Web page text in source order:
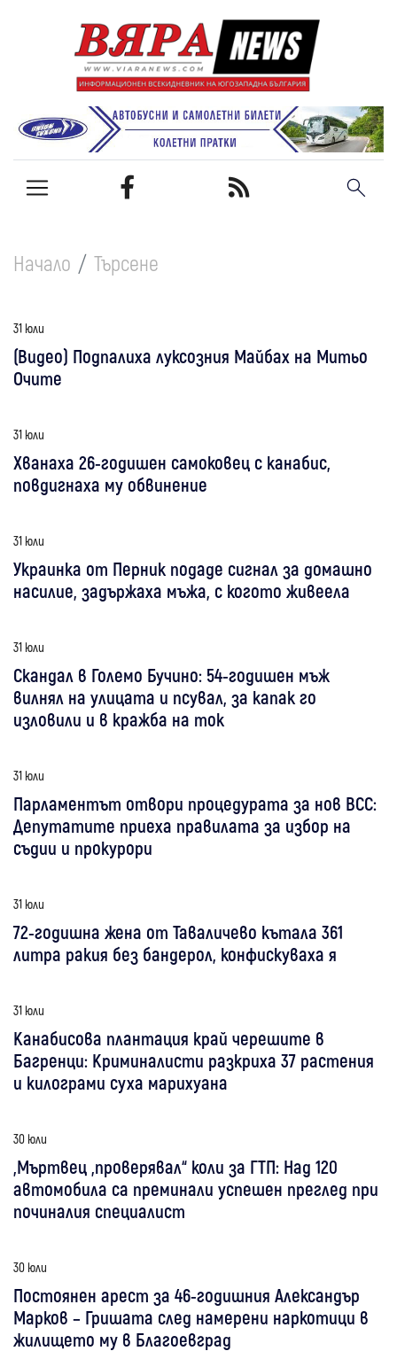
Начало Търсене
31 юли
(Видео) Подпалиха луксозния Майбах на Митьо
Очите
31 юли
Хванаха 26-годишен самоковец с канабис,
повдигнаха му обвинение
31 юли
Украинка от Перник подаде сигнал за домашно
насилие, задържаха мъжа, с когото живеела
31 юли
Скандал в Големо Бучино: 54-годишен мъж
вилнял на улицата и псувал, за капак го
изловили и в кражба на ток
31 юли
Парламентът отвори процедурата за нов ВСС:
Депутатите приеха правилата за избор на
съдии и прокурори
31 юли
72-годишна жена от Таваличево кътала 361
литра ракия без бандерол, конфискуваха я
31 юли
Канабисова плантация край черешите в
Багренци: Криминалисти разкриха 37 растения
и килограми суха марихуана
30 юли
„Мъртвец „проверявал“ коли за ГТП: Над 120
автомобила са преминали успешен преглед при
починалия специалист
30 юли
Постоянен арест за 46-годишния Александър
Марков – Гришата след намерени наркотици в
жилището му в Благоевград